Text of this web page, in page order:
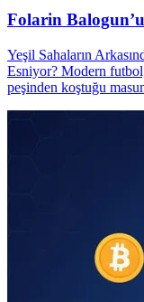
Folarin
Yeşil Sahaların
Esniyor? Modern
peşinden koştuğu